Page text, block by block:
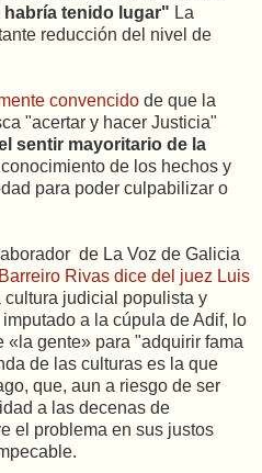
tenido lugar" La
reducción del nivel de
convencido de que la
"acertar y hacer Justicia"
sentir mayoritario de la
de los hechos y
para poder culpabilizar o
de La Voz de Galicia
Barreiro Rivas dice del juez Luis
cultura judicial populista y
a la cúpula de Adif, lo
gente» para "adquirir fama
de las culturas es la que
que, aun a riesgo de ser
a las decenas de
el problema en sus justos